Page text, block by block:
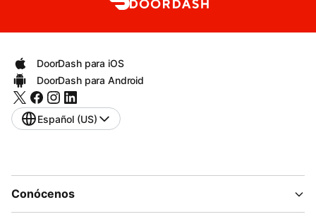
DoorDash para iOS
DoorDash para Android
Español (US)
Conócenos